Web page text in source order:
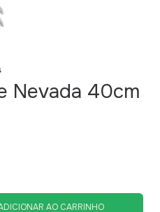
Nevada 40cm